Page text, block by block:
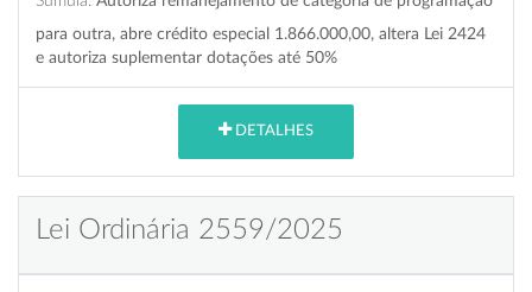
para outra, abre crédito especial 1.866.000,00, altera Lei 2424
e autoriza suplementar dotações até 50%
DETALHES
Lei Ordinária 2559/2025